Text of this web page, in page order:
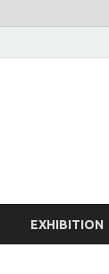
EXHIBITION